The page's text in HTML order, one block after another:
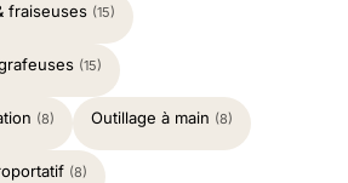
fraiseuses (15)
(15)
(8) Outillage à main (8)
(8)